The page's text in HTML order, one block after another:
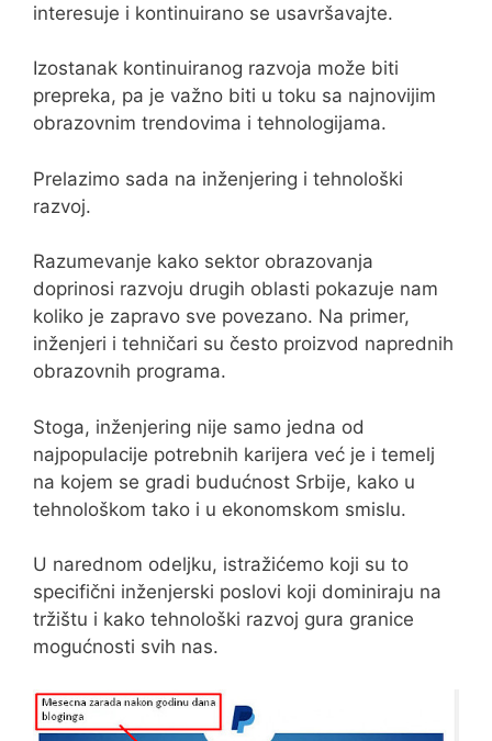
interesuje i kontinuirano se usavršavajte.
Izostanak kontinuiranog razvoja može biti
prepreka, pa je važno biti u toku sa najnovijim
obrazovnim trendovima i tehnologijama.
Prelazimo sada na inženjering i tehnološki
razvoj.
Razumevanje kako sektor obrazovanja
doprinosi razvoju drugih oblasti pokazuje nam
koliko je zapravo sve povezano. Na primer,
inženjeri i tehničari su često proizvod naprednih
obrazovnih programa.
Stoga, inženjering nije samo jedna od
najpopulacije potrebnih karijera već je i temelj
na kojem se gradi budućnost Srbije, kako u
tehnološkom tako i u ekonomskom smislu.
U narednom odeljku, istražićemo koji su to
specifični inženjerski poslovi koji dominiraju na
tržištu i kako tehnološki razvoj gura granice
mogućnosti svih nas.